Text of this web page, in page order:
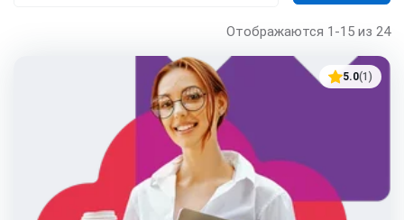
Отображаются 1-15 из 24
5.0(1)